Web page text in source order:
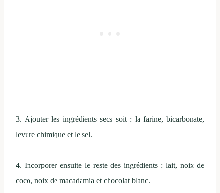
3. Ajouter les ingrédients secs soit : la farine, bicarbonate,
levure chimique et le sel.
4. Incorporer ensuite le reste des ingrédients : lait, noix de
coco, noix de macadamia et chocolat blanc.